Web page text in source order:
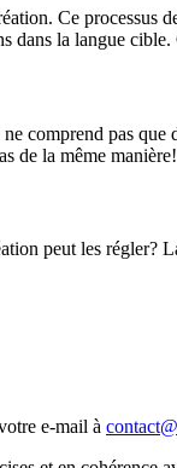
Ce processus
la langue
comprend pas
de la même manière!
peut les
e-mail à